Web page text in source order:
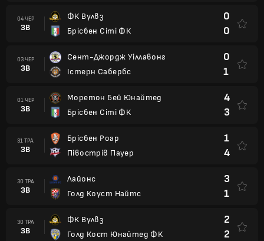
04 ЧЕР
ЗВ
ФК Вулвз
Брісбен Сіті ФК
0
0
03 ЧЕР
ЗВ
Сент-Джордж Уіллавонг
Істерн Сабербс
0
1
01 ЧЕР
ЗВ
Моретон Бей Юнайтед
Брісбен Сіті ФК
4
3
31 ТРА
ЗВ
Брісбен Роар
Півострів Пауер
1
4
30 ТРА
ЗВ
Лайонс
Голд Коуст Найтс
3
1
30 ТРА
ЗВ
ФК Вулвз
Голд Кост Юнайтед ФК
2
2